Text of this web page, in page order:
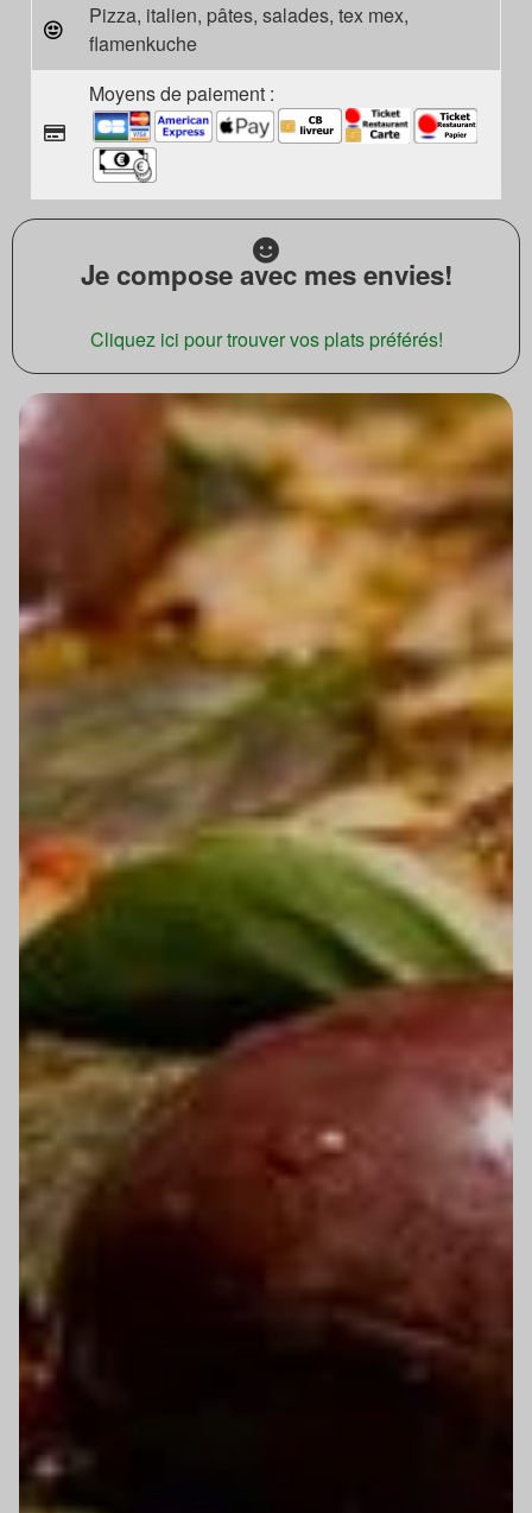
Pizza, italien, pâtes, salades, tex mex,
flamenkuche
Moyens de paiement :
Je compose avec mes envies!
Cliquez ici pour trouver vos plats préférés!